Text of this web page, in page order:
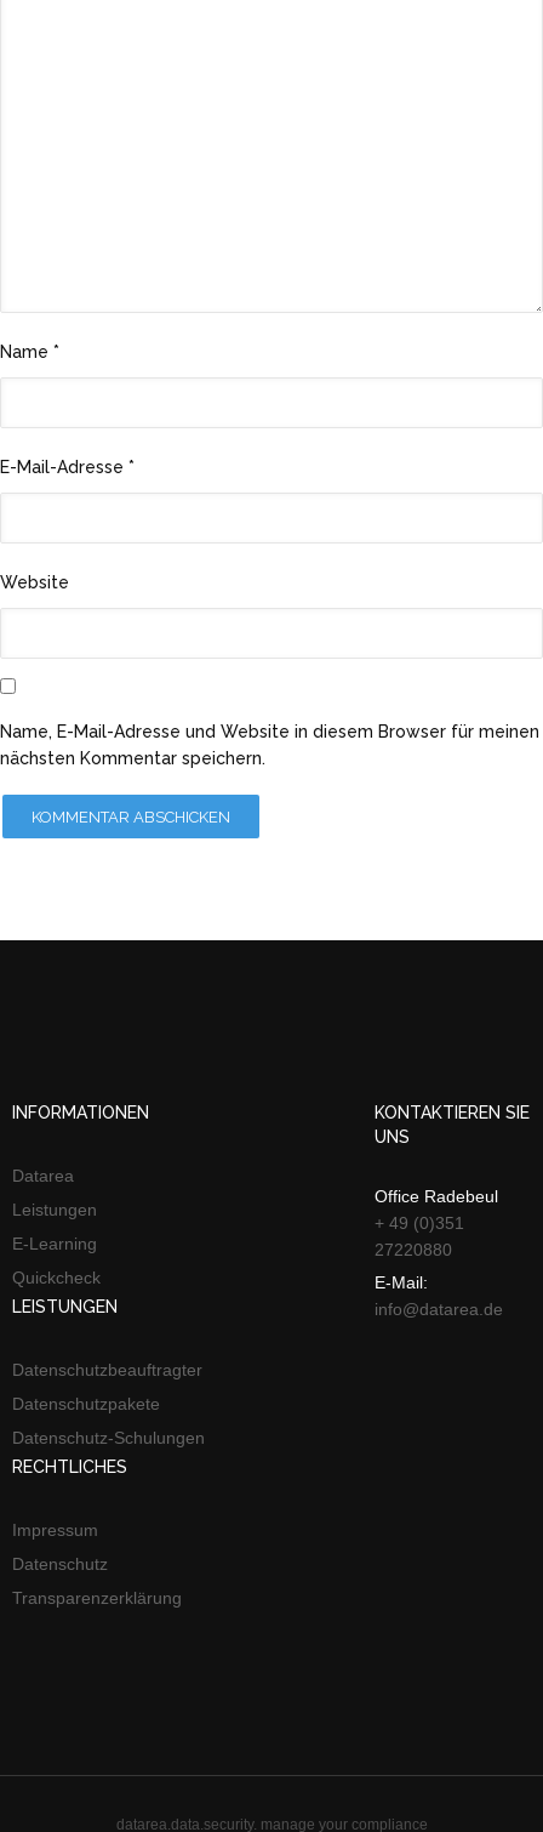
Name *
E-Mail-Adresse *
Website
Name, E-Mail-Adresse und Website in diesem Browser für meinen
nächsten Kommentar speichern.
INFORMATIONEN
Datarea
Leistungen
E-Learning
Quickcheck
LEISTUNGEN
Datenschutzbeauftragter
Datenschutzpakete
Datenschutz-Schulungen
RECHTLICHES
Impressum
Datenschutz
Transparenzerklärung
KONTAKTIEREN SIE
UNS
Office Radebeul
+ 49 (0)351
27220880
E-Mail:
info@datarea.de
datarea.data.security. manage your compliance